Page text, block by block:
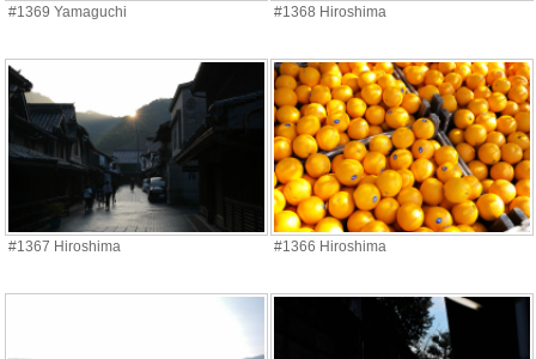
#1369 Yamaguchi #1368 Hiroshima
#1367 Hiroshima #1366 Hiroshima